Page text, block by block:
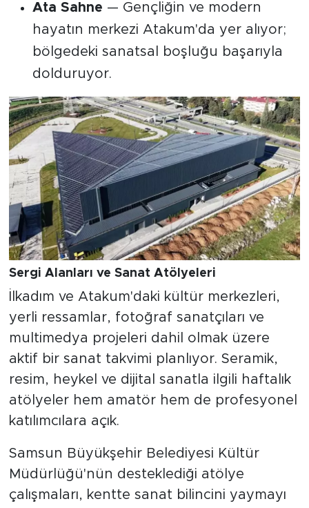
Ata Sahne — Gençliğin ve modern
hayatın merkezi Atakum'da yer alıyor;
bölgedeki sanatsal boşluğu başarıyla
dolduruyor.
Sergi Alanları ve Sanat Atölyeleri
İlkadım ve Atakum'daki kültür merkezleri,
yerli ressamlar, fotoğraf sanatçıları ve
multimedya projeleri dahil olmak üzere
aktif bir sanat takvimi planlıyor. Seramik,
resim, heykel ve dijital sanatla ilgili haftalık
atölyeler hem amatör hem de profesyonel
katılımcılara açık.
Samsun Büyükşehir Belediyesi Kültür
Müdürlüğü'nün desteklediği atölye
çalışmaları, kentte sanat bilincini yaymayı